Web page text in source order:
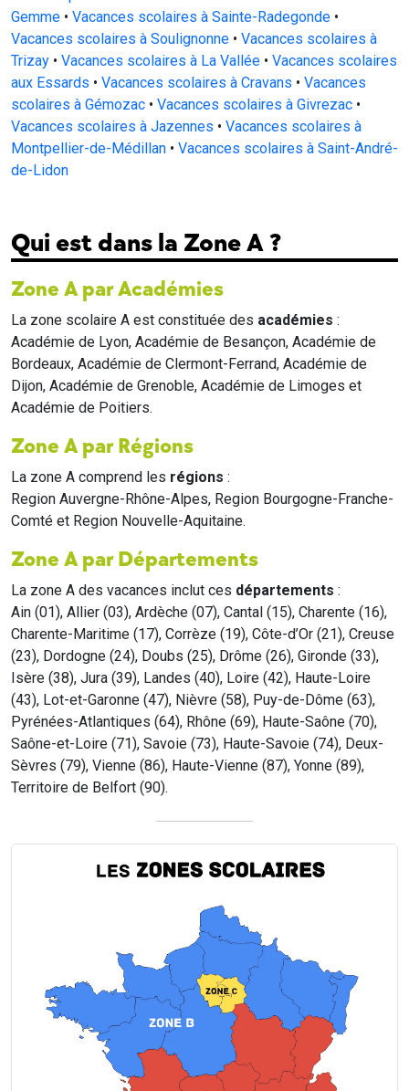
Gemme • Vacances scolaires à Sainte-Radegonde •
Vacances scolaires à Soulignonne • Vacances scolaires à
Trizay • Vacances scolaires à La Vallée • Vacances scolaires
aux Essards • Vacances scolaires à Cravans • Vacances
scolaires à Gémozac • Vacances scolaires à Givrezac •
Vacances scolaires à Jazennes • Vacances scolaires à
Montpellier-de-Médillan • Vacances scolaires à Saint-André-
de-Lidon
Qui est dans la Zone A ?
Zone A par Académies
La zone scolaire A est constituée des académies :
Académie de Lyon, Académie de Besançon, Académie de
Bordeaux, Académie de Clermont-Ferrand, Académie de
Dijon, Académie de Grenoble, Académie de Limoges et
Académie de Poitiers.
Zone A par Régions
La zone A comprend les régions :
Region Auvergne-Rhône-Alpes, Region Bourgogne-Franche-
Comté et Region Nouvelle-Aquitaine.
Zone A par Départements
La zone A des vacances inclut ces départements :
Ain (01), Allier (03), Ardèche (07), Cantal (15), Charente (16),
Charente-Maritime (17), Corrèze (19), Côte-d’Or (21), Creuse
(23), Dordogne (24), Doubs (25), Drôme (26), Gironde (33),
Isère (38), Jura (39), Landes (40), Loire (42), Haute-Loire
(43), Lot-et-Garonne (47), Nièvre (58), Puy-de-Dôme (63),
Pyrénées-Atlantiques (64), Rhône (69), Haute-Saône (70),
Saône-et-Loire (71), Savoie (73), Haute-Savoie (74), Deux-
Sèvres (79), Vienne (86), Haute-Vienne (87), Yonne (89),
Territoire de Belfort (90).